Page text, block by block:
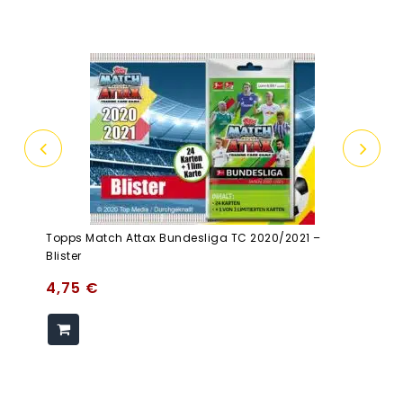
Topps Match Attax Bundesliga TC 2020/2021 –
Blister
4,75 €